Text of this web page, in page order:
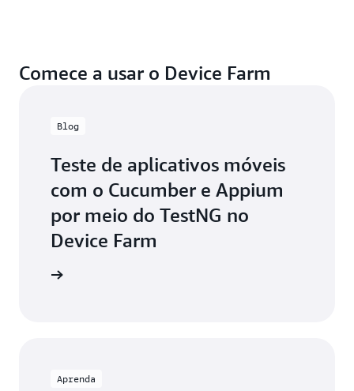
Comece a usar o Device Farm
Blog
Teste de aplicativos móveis
com o Cucumber e Appium
por meio do TestNG no
Device Farm
Aprenda